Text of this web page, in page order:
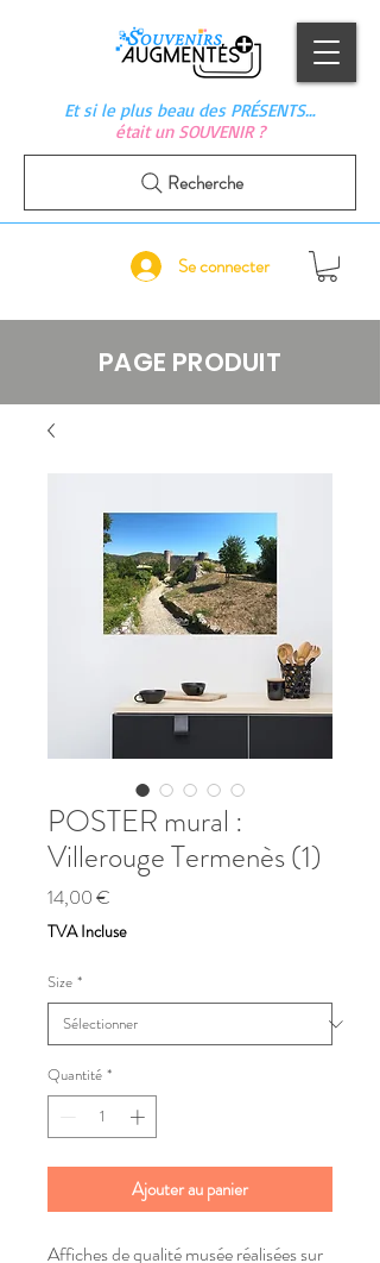
Et si le plus beau des PRÉSENTS…
était un SOUVENIR ?
Se connecter
Recherche
PAGE PRODUIT
POSTER mural :
Villerouge Termenès (1)
14,00 €
TVA Incluse
Size *
Quantité *
Ajouter au panier
Affiches de qualité musée réalisées sur